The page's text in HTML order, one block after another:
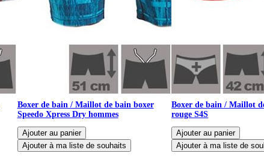
Boxer de bain / Maillot de bain boxer
Speedo Xpress Dry hommes
Boxer de bain / Maillot
rouge S4S